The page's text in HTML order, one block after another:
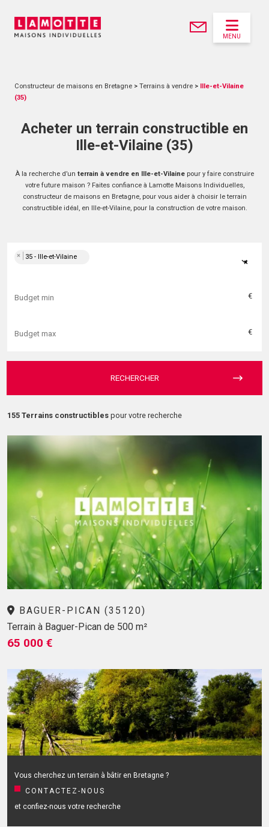
MENU
Constructeur de maisons en Bretagne > Terrains à vendre > Ille-et-Vilaine
(35)
Acheter un terrain constructible en
Ille-et-Vilaine (35)
À la recherche d’un terrain à vendre en Ille-et-Vilaine pour y faire construire
votre future maison ? Faites confiance à Lamotte Maisons Individuelles,
constructeur de maisons en Bretagne, pour vous aider à choisir le terrain
constructible idéal, en Ille-et-Vilaine, pour la construction de votre maison.
×
× 35 - Ille-et-Vilaine
€
€
RECHERCHER
155 Terrains constructibles pour votre recherche
BAGUER-PICAN (35120)
Terrain à Baguer-Pican de 500 m²
65 000 €
Vous cherchez un terrain à bâtir en Bretagne ?
CONTACTEZ-NOUS
et confiez-nous votre recherche